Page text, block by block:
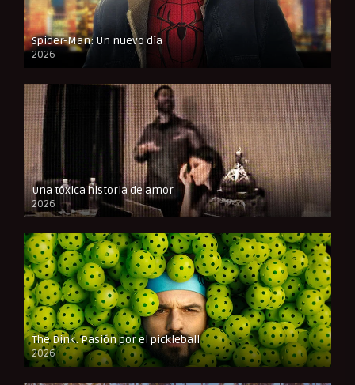
Spider-Man: Un nuevo día
2026
CAM
Una tóxica historia de amor
2026
FULL HD
The Dink: Pasión por el pickleball
2026
FULL HD